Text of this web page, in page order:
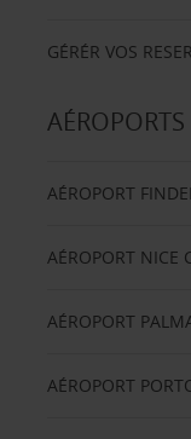
GÉRÉR VOS
AÉROPORT
AÉROPORT NICE
AÉROPORT
AÉROPORT